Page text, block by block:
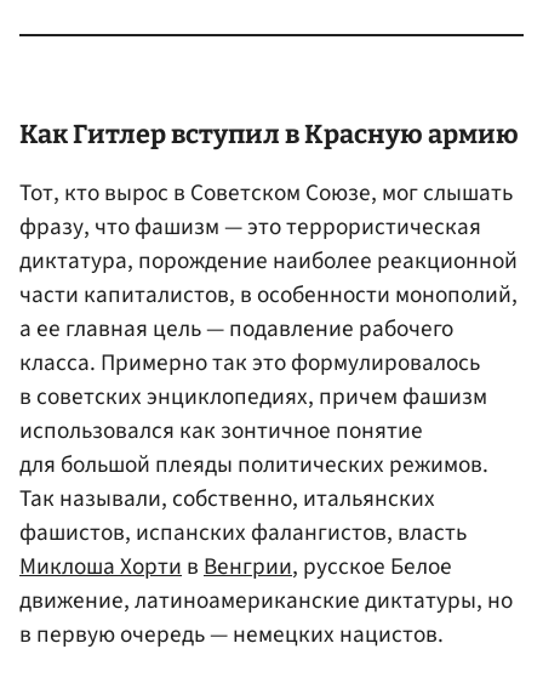
Как Гитлер вступил в Красную армию
Тот, кто вырос в Советском Союзе, мог слышать
фразу, что фашизм — это террористическая
диктатура, порождение наиболее реакционной
части капиталистов, в особенности монополий,
а ее главная цель — подавление рабочего
класса. Примерно так это формулировалось
в советских энциклопедиях, причем фашизм
использовался как зонтичное понятие
для большой плеяды политических режимов.
Так называли, собственно, итальянских
фашистов, испанских фалангистов, власть
Миклоша ХортивВенгрии, русское Белое
движение, латиноамериканские диктатуры, но
в первую очередь — немецких нацистов.